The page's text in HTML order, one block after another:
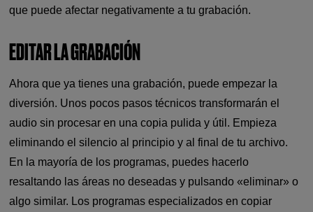
que puede afectar negativamente a tu grabación.
EDITAR LA GRABACIÓN
Ahora que ya tienes una grabación, puede empezar la
diversión. Unos pocos pasos técnicos transformarán el
audio sin procesar en una copia pulida y útil. Empieza
eliminando el silencio al principio y al final de tu archivo.
En la mayoría de los programas, puedes hacerlo
resaltando las áreas no deseadas y pulsando «eliminar» o
algo similar. Los programas especializados en copiar